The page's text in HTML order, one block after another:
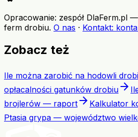
Opracowanie: zespół DlaFerm.pl —
ferm drobiu. O nas · Kontakt:
Zobacz też
Ile można zarobić na hodowli
opłacalności gatunków drobiu arrow_forward
brojlerów — raport arrow_forward Kalkulator
Ptasia grypa — województwo